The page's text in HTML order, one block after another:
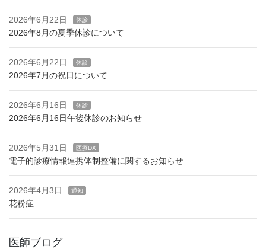
2026年6月22日 休診
2026年8月の夏季休診について
2026年6月22日 休診
2026年7月の祝日について
2026年6月16日 休診
2026年6月16日午後休診のお知らせ
2026年5月31日 医療DX
電子的診療情報連携体制整備に関するお知らせ
2026年4月3日 通知
花粉症
医師ブログ